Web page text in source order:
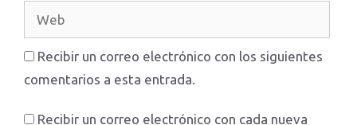
Recibir un correo electrónico con los siguientes
comentarios a esta entrada.
Recibir un correo electrónico con cada nueva